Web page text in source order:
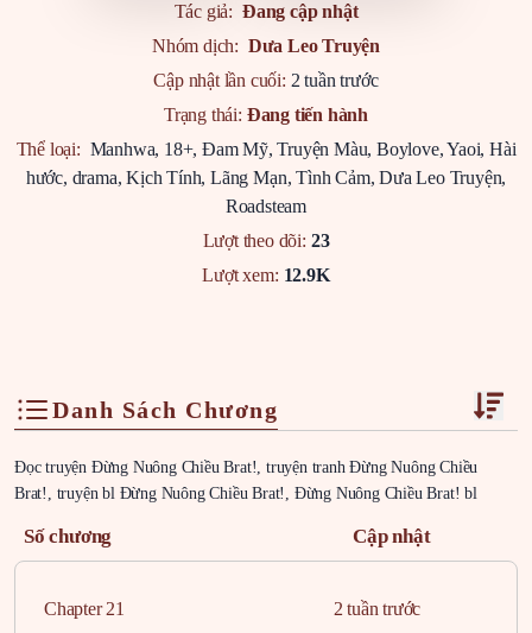
Tác giả: Đang cập nhật
Nhóm dịch: Dưa Leo Truyện
Cập nhật lần cuối: 2 tuần trước
Trạng thái: Đang tiến hành
Thể loại: Manhwa, 18+, Đam Mỹ,Truyện Màu,Boylove,Yaoi,Hài
hước, drama,Kịch Tính,Lãng Mạn,Tình Cảm,Dưa Leo Truyện,
Roadsteam
Lượt theo dõi: 23
Lượt xem: 12.9K
Danh Sách Chương
Đọc truyện Đừng Nuông Chiều Brat!, truyện tranh Đừng Nuông Chiều
Brat!, truyện bl Đừng Nuông Chiều Brat!, Đừng Nuông Chiều Brat! bl
Số chương Cập nhật
Chapter 21 2 tuần trước